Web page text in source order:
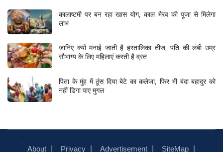
कालाष्टमी पर बन रहा खास योग, काल भैरव की पूजा से मिलेगा
लाभ
जानिए क्यों मनाई जाती है हरतालिका तीज, पति की लंबी उम्र
सौभाग्य के लिए महिलाएं करती है व्रत
पिता के मुंह में ठूंस दिया बेटे का कलेजा, फिर भी बंदा बहादुर को
नहीं डिगा पाए मुगल
About Privacy Advertisement SiteMap